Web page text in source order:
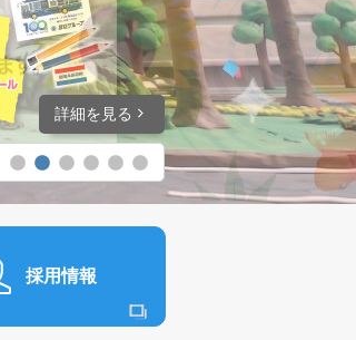
詳細を見る
詳細を見る
採用情報